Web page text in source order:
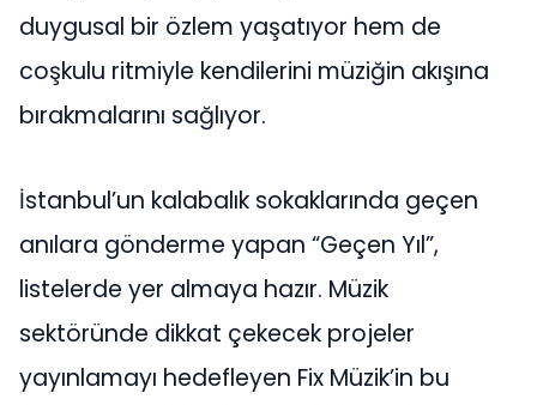
duygusal bir özlem yaşatıyor hem de
coşkulu ritmiyle kendilerini müziğin akışına
bırakmalarını sağlıyor.
İstanbul’un kalabalık sokaklarında geçen
anılara gönderme yapan “Geçen Yıl”,
listelerde yer almaya hazır. Müzik
sektöründe dikkat çekecek projeler
yayınlamayı hedefleyen Fix Müzik’in bu